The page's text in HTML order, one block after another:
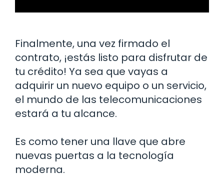
Finalmente, una vez firmado el
contrato, ¡estás listo para disfrutar de
tu crédito! Ya sea que vayas a
adquirir un nuevo equipo o un servicio,
el mundo de las telecomunicaciones
estará a tu alcance.
Es como tener una llave que abre
nuevas puertas a la tecnología
moderna.